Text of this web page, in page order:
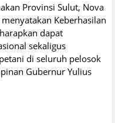
Provinsi Sulut, Nova
Keberhasilan
dapat
sekaligus
di seluruh pelosok
Gubernur Yulius